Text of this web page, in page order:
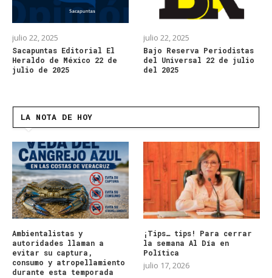
julio 22, 2025
Sacapuntas Editorial El
Heraldo de México 22 de
julio de 2025
julio 22, 2025
Bajo Reserva Periodistas
del Universal 22 de julio
del 2025
LA NOTA DE HOY
Ambientalistas y
autoridades llaman a
evitar su captura,
consumo y atropellamiento
durante esta temporada
¡Tips… tips! Para cerrar
la semana Al Día en
Política
julio 17, 2026